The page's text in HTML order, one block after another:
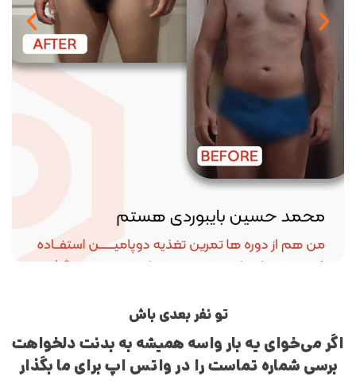
تو نفر بعدی باش
اگر می‌خوای یه بار واسه همیشه به بدنت دلخواهت
برسی شماره تماست را در واتس اپ برای ما بگذار